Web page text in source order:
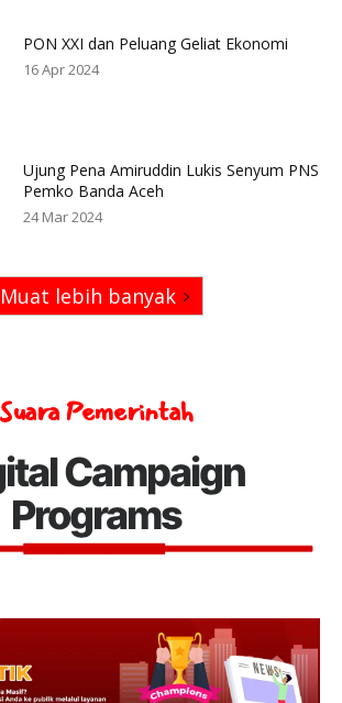
PON XXI dan Peluang Geliat Ekonomi
16 Apr 2024
Ujung Pena Amiruddin Lukis Senyum PNS
Pemko Banda Aceh
24 Mar 2024
Muat lebih banyak
Suara Pemerintah
Campaign
Programs